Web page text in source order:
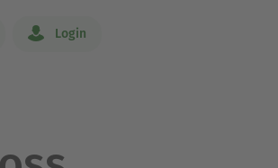
Login